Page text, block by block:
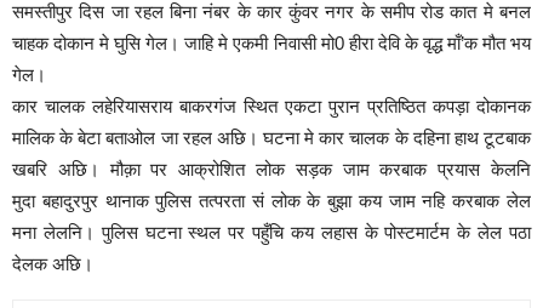
समस्तीपुर दिस जा रहल बिना नंबर के कार कुंवर नगर के समीप रोड कात मे बनल
चाहक दोकान मे घुसि गेल। जाहि मे एकमी निवासी मो0 हीरा देवि के वृद्ध माँ’क मौत भय
गेल।
कार चालक लहेरियासराय बाकरगंज स्थित एकटा पुरान प्रतिष्ठित कपड़ा दोकानक
मालिक के बेटा बताओल जा रहल अछि। घटना मे कार चालक के दहिना हाथ टूटबाक
खबरि अछि। मौक़ा पर आक्रोशित लोक सड़क जाम करबाक प्रयास केलनि
मुदा बहादुरपुर थानाक पुलिस तत्परता सं लोक के बुझा कय जाम नहि करबाक लेल
मना लेलनि। पुलिस घटना स्थल पर पहुँचि कय लहास के पोस्टमार्टम के लेल पठा
देलक अछि।